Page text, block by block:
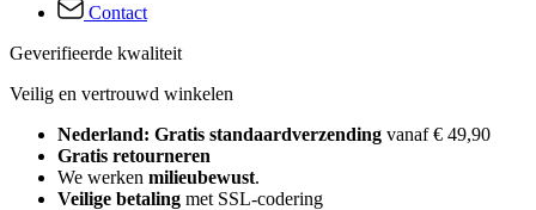
Contact
Geverifieerde kwaliteit
Veilig en vertrouwd winkelen
Nederland: Gratis standaardverzending vanaf € 49,90
Gratis retourneren
We werken milieubewust.
Veilige betaling met SSL-codering